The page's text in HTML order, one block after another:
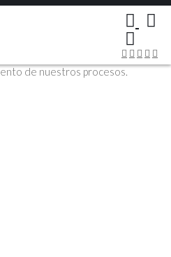
sus opiniones son muy
de nuestros procesos.